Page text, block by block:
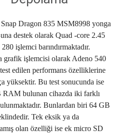
Dragon 835 MSM8998 yonga
destek olarak Quad -core 2.45
işlemci barındırmaktadır.
grafik işlemcisi olarak Adeno 540
edilen performans özelliklerine
yüksektir. Bu test sonucunda ise
RAM bulunan cihazda iki farklı
Bunlardan biri 64 GB
Tek eksik ya da
olan özelliği ise ek micro SD